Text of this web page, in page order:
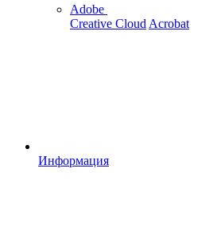
Adobe
Creative Cloud Acrobat
Информация